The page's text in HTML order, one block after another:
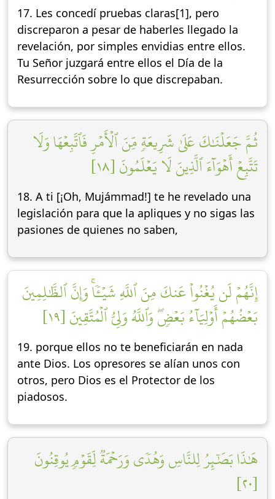
17. Les concedí pruebas claras[1], pero
discreparon a pesar de haberles llegado la
revelación, por simples envidias entre ellos.
Tu Señor juzgará entre ellos el Día de la
Resurrección sobre lo que discrepaban.
ثُمَّ جَعَلۡنَٰكَ عَلَىٰ شَرِيعَةٖ مِّنَ ٱلۡأَمۡرِ فَٱتَّبِعۡهَا وَلَا
تَتَّبِعۡ أَهۡوَآءَ ٱلَّذِينَ لَا يَعۡلَمُونَ [١٨]
18. A ti [¡Oh, Mujámmad!] te he revelado una
legislación para que la apliques y no sigas las
pasiones de quienes no saben,
إِنَّهُمۡ لَن يُغۡنُواْ عَنكَ مِنَ ٱللَّهِ شَيۡـٔٗاۚ وَإِنَّ ٱلظَّٰلِمِينَ
بَعۡضُهُمۡ أَوۡلِيَآءُ بَعۡضٖۖ وَٱللَّهُ وَلِيُّ ٱلۡمُتَّقِينَ [١٩]
19. porque ellos no te beneficiarán en nada
ante Dios. Los opresores se alían unos con
otros, pero Dios es el Protector de los
piadosos.
هَٰذَا بَصَٰٓئِرُ لِلنَّاسِ وَهُدٗى وَرَحۡمَةٞ لِّقَوۡمٖ يُوقِنُونَ
[٢٠]